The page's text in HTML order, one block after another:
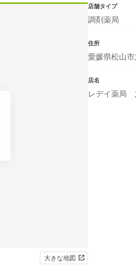
大きな地図
店舗タイプ
調剤薬局
住所
愛媛県松山
店名
レデイ薬局